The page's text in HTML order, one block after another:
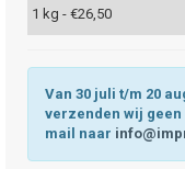
Van 30 juli t/m 20
verzenden wij
mail naar